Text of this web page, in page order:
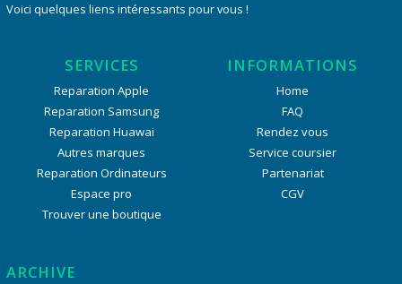
Voici quelques liens intéressants pour vous !
SERVICES
Reparation Apple
Reparation Samsung
Reparation Huawai
Autres marques
Reparation Ordinateurs
Espace pro
Trouver une boutique
INFORMATIONS
Home
FAQ
Rendez vous
Service coursier
Partenariat
CGV
ARCHIVE